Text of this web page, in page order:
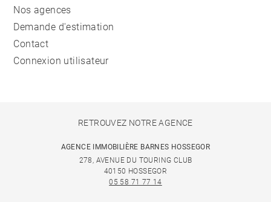
Nos agences
Demande d'estimation
Contact
Connexion utilisateur
RETROUVEZ NOTRE AGENCE
AGENCE IMMOBILIÈRE BARNES HOSSEGOR
278, AVENUE DU TOURING CLUB
40150 HOSSEGOR
05 58 71 77 14